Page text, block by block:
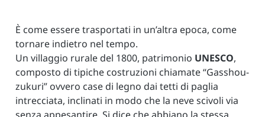
È come essere trasportati in un’altra epoca, come
tornare indietro nel tempo.
Un villaggio rurale del 1800, patrimonio UNESCO,
composto di tipiche costruzioni chiamate “Gasshou-
zukuri” ovvero case di legno dai tetti di paglia
intrecciata, inclinati in modo che la neve scivoli via